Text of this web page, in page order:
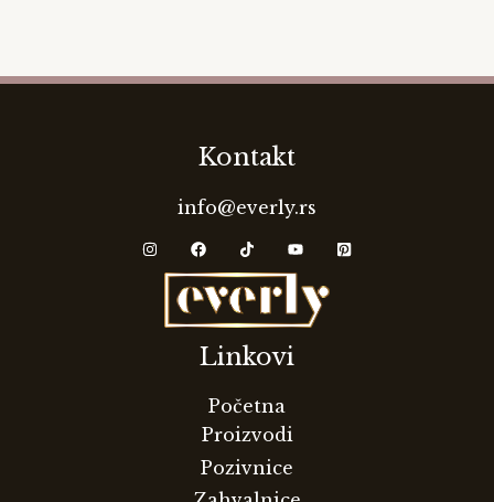
Kontakt
info@everly.rs
Linkovi
Početna
Proizvodi
Pozivnice